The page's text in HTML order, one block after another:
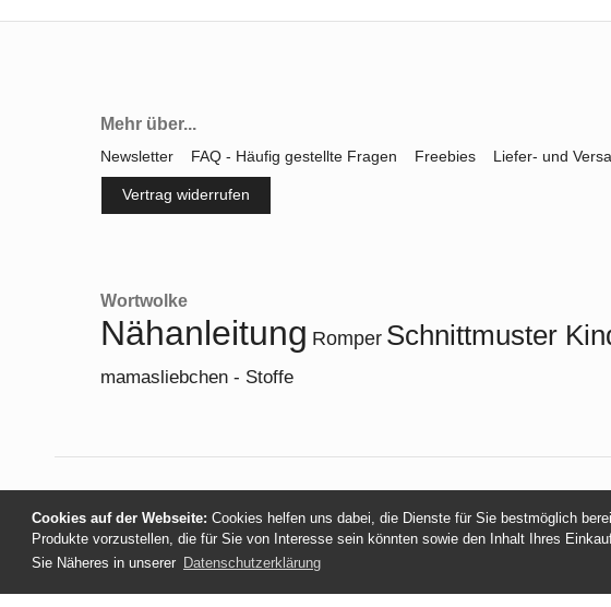
Cookies auf der Webseite: Cookies helfen uns dabei, die Dienste für Sie bestmöglich
Produkte vorzustellen, die für Sie von Interesse sein könnten sowie den Inhalt Ihres
Sie Näheres in unserer Datenschutzerklärung
Mehr über...
Newsletter FAQ - Häufig gestellte Fragen Freebies Liefer- und
Vertrag widerrufen
Wortwolke
Nähanleitung Romper Schnittmuster
mamasliebchen - Stoffe